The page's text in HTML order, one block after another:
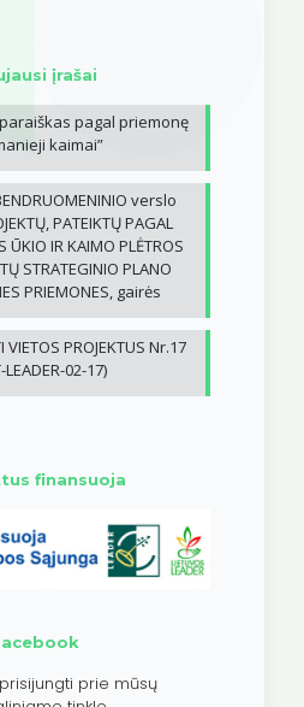
įrašai
pagal priemonę
kaimai”
verslo
PATEIKTŲ PAGAL
ŪKIO IR KAIMO PLĖTROS
STRATEGINIO PLANO
PRIEMONES, gairės
VIETOS PROJEKTUS Nr.17
LEADER-02-17)
finansuoja
prie mūsų